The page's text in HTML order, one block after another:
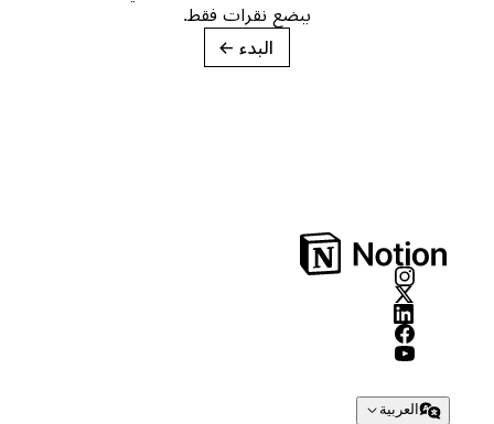
ببضع نقرات فقط.
→
العربية